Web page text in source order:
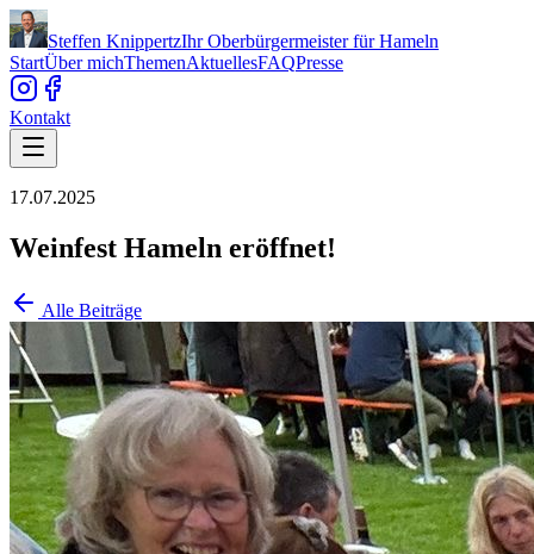
Steffen KnippertzIhr Oberbürgermeister für Hameln
StartÜber michThemenAktuellesFAQPresse
Kontakt
17.07.2025
Weinfest Hameln eröffnet!
Alle Beiträge